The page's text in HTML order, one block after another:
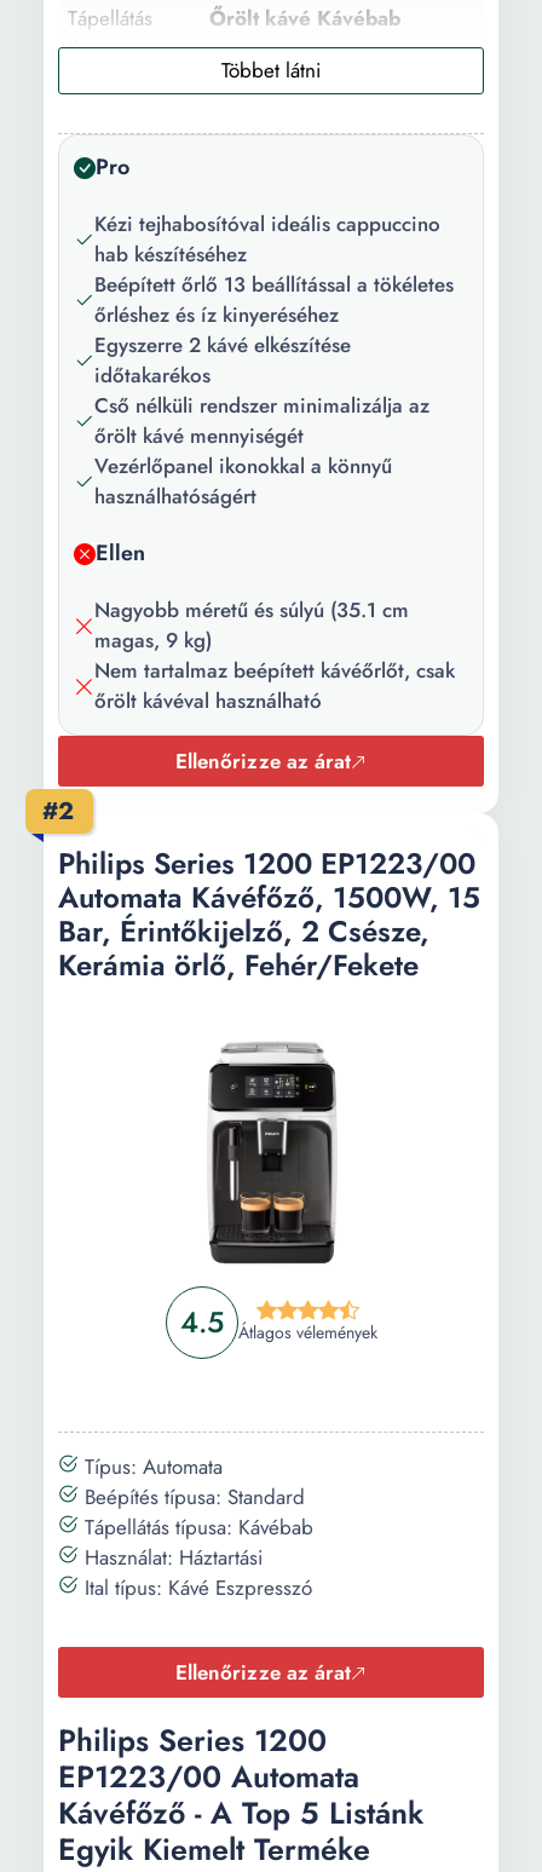
Tápellátás
típusa:
Őrölt kávé Kávébab
Használat:
Háztartási
termékek
száma:
Tejadagoló
rendszer:
Kézi
Daráló
erőssége:
13
Tulajdonság:
Automatikus kikapcsolás
Kivehető csepptálca
Daráló fokozat beállítása
Kivehető víztartály
Szín:
Fekete
1450 W
Nyomás:
Víztartály
kapacitása:
1.8 l
Kávéfőző
kapacitása:
250 g
23.8 cm
43 cm
35.1 cm
9 kg
Kábel hossza:
1.1 m
Pro
Kézi tejhabosítóval ideális cappuccino
hab készítéséhez
Beépített őrlő 13 beállítással a tökéletes
őrléshez és íz kinyeréséhez
Egyszerre 2 kávé elkészítése
időtakarékos
Cső nélküli rendszer minimalizálja az
őrölt kávé mennyiségét
Vezérlőpanel ikonokkal a könnyű
használhatóságért
Ellen
Nagyobb méretű és súlyú (35.1 cm
magas, 9 kg)
Nem tartalmaz beépített kávéőrlőt, csak
őrölt kávéval használható
Ellenőrizze az árat
#2
4.5 Átlagos vélemények
Philips Series 1200 EP1223/00
Automata Kávéfőző, 1500W, 15
Bar, Érintőkijelző, 2 Csésze,
Kerámia örlő, Fehér/Fekete
Típus: Automata
Beépítés típusa: Standard
Tápellátás típusa: Kávébab
Használat: Háztartási
Ital típus: Kávé Eszpresszó
Ellenőrizze az árat
Philips Series 1200
EP1223/00 Automata
Kávéfőző - A Top 5 Listánk
Egyik Kiemelt Terméke